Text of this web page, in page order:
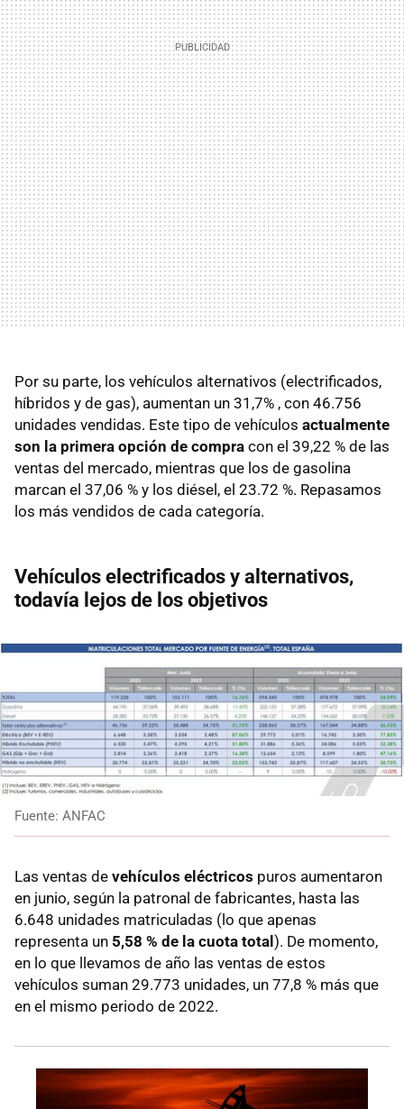
Por su parte, los vehículos alternativos (electrificados,
híbridos y de gas), aumentan un 31,7% , con 46.756
unidades vendidas. Este tipo de vehículos actualmente
son la primera opción de compra con el 39,22 % de las
ventas del mercado, mientras que los de gasolina
marcan el 37,06 % y los diésel, el 23.72 %. Repasamos
los más vendidos de cada categoría.
Vehículos electrificados y alternativos,
todavía lejos de los objetivos
Fuente: ANFAC
Las ventas de vehículos eléctricos puros aumentaron
en junio, según la patronal de fabricantes, hasta las
6.648 unidades matriculadas (lo que apenas
representa un 5,58 % de la cuota total ). De momento,
en lo que llevamos de año las ventas de estos
vehículos suman 29.773 unidades, un 77,8 % más que
en el mismo periodo de 2022.